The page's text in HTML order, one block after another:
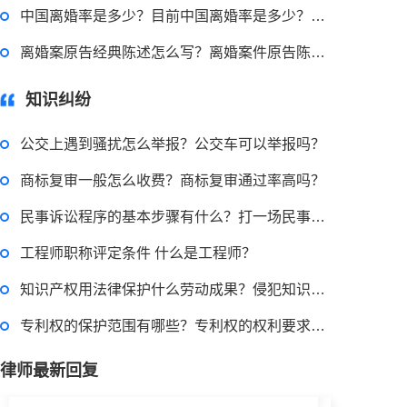
中国离婚率是多少？目前中国离婚率是多少？离婚率是怎么计算的？
离婚案原告经典陈述怎么写？离婚案件原告陈述词的法律依据是什么？
知识纠纷
公交上遇到骚扰怎么举报？公交车可以举报吗？
商标复审一般怎么收费？商标复审通过率高吗？
民事诉讼程序的基本步骤有什么？打一场民事诉讼多少钱？
工程师职称评定条件 什么是工程师？
知识产权用法律保护什么劳动成果？侵犯知识产权赔偿标准是怎样的？
专利权的保护范围有哪些？专利权的权利要求解释原则
律师最新回复
回复：可以建议您先找一下物业，由物业处置
退休职工涨工资最新消息 退休人员涨工资注意事项有哪些？
2022-11-17 17:08:56
律师回答区